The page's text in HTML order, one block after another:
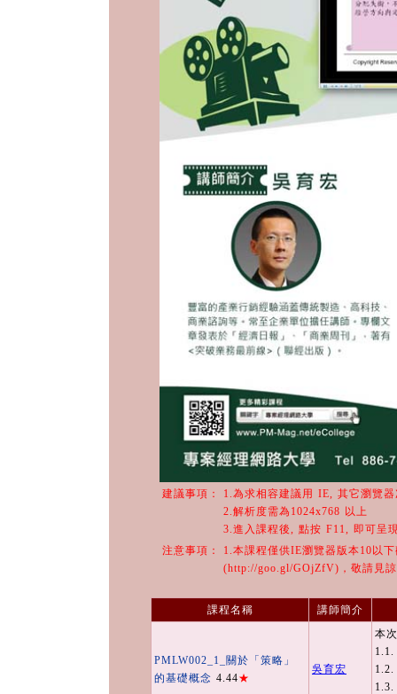
建議事項：
1.為求相容建議用 IE, 其它瀏覽器
2.解析度需為1024x768 以上
3.進入課程後, 點按 F11, 即可呈
注意事項：
1.本課程僅供IE瀏覽器版本10以
(http://goo.gl/GOjZfV)，敬請見
課程名稱 講師簡介
PMLW002_1_關於「策略」
的基礎概念 4.44★
吳育宏
本
1.1.